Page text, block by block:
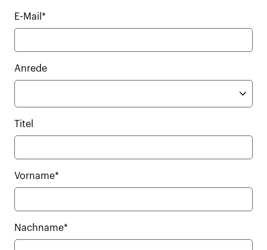
E-Mail*
Anrede
Titel
Vorname*
Nachname*